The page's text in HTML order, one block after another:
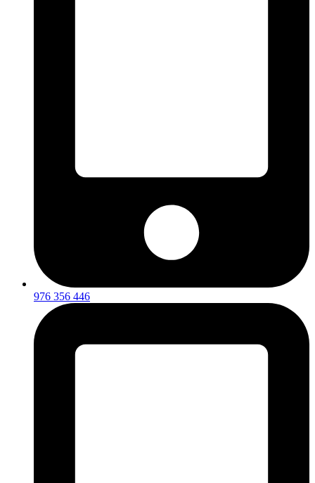
976 356 446